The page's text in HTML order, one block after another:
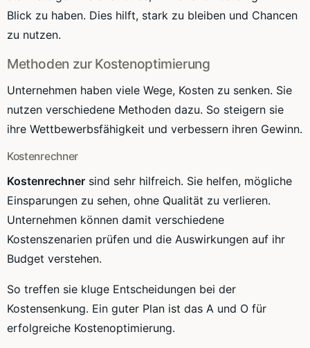
Blick zu haben. Dies hilft, stark zu bleiben und Chancen
zu nutzen.
Methoden zur Kostenoptimierung
Unternehmen haben viele Wege, Kosten zu senken. Sie
nutzen verschiedene Methoden dazu. So steigern sie
ihre Wettbewerbsfähigkeit und verbessern ihren Gewinn.
Kostenrechner
Kostenrechner sind sehr hilfreich. Sie helfen, mögliche
Einsparungen zu sehen, ohne Qualität zu verlieren.
Unternehmen können damit verschiedene
Kostenszenarien prüfen und die Auswirkungen auf ihr
Budget verstehen.
So treffen sie kluge Entscheidungen bei der
Kostensenkung. Ein guter Plan ist das A und O für
erfolgreiche Kostenoptimierung.